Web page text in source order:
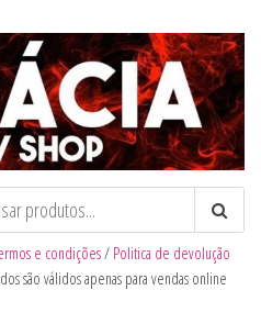
e condições/ Politica de devolução
são válidos apenas para vendas online